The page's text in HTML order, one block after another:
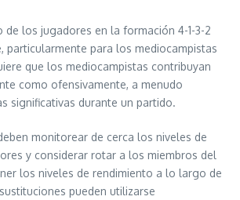
de los jugadores en la formación 4-1-3-2
particularmente para los mediocampistas
que los mediocampistas contribuyan
como ofensivamente, a menudo
significativas durante un partido.
monitorear de cerca los niveles de
y considerar rotar a los miembros del
los niveles de rendimiento a lo largo de
pueden utilizarse